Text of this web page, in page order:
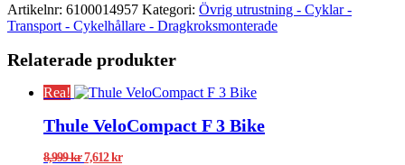
Artikelnr: 6100014957 Kategori: Övrig utrustning - Cyklar -
Transport - Cykelhållare - Dragkroksmonterade
Relaterade produkter
Rea!
Thule VeloCompact F 3 Bike
8,999kr Det
7,612krDet